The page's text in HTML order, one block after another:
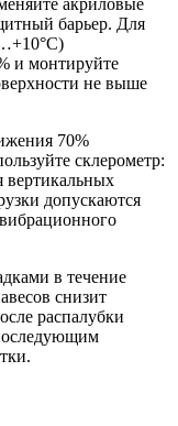
барьер. Для
и монтируйте
не выше
70%
склерометр:
вертикальных
допускаются
в течение
снизит
распалубки